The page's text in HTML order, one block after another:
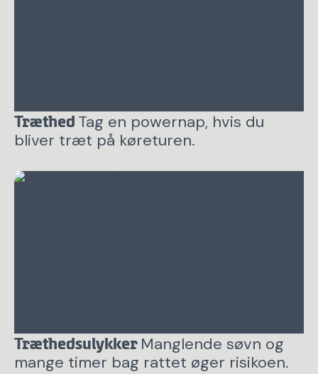
Træthed Tag en powernap, hvis du
bliver træt på køreturen.
Træthedsulykker Manglende søvn og
mange timer bag rattet øger risikoen.